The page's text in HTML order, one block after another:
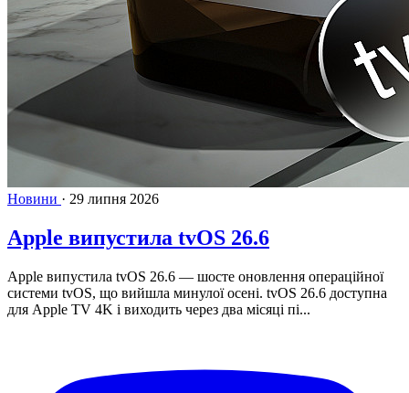
Новини · 29 липня 2026
Apple випустила tvOS 26.6
Apple випустила tvOS 26.6 — шосте оновлення операційної
системи tvOS, що вийшла минулої осені. tvOS 26.6 доступна
для Apple TV 4K і виходить через два місяці пі...